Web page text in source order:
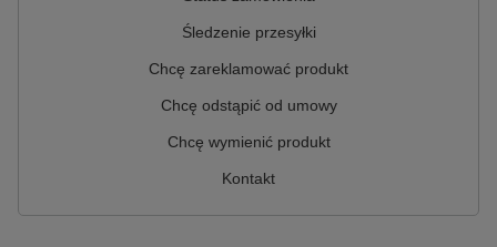
Śledzenie przesyłki
Chcę zareklamować produkt
Chcę odstąpić od umowy
Chcę wymienić produkt
Kontakt